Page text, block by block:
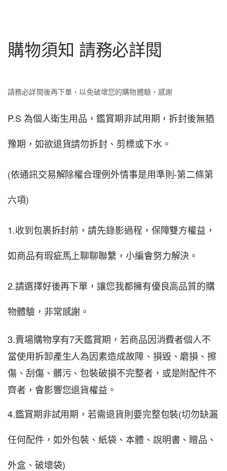
購物須知 請務必詳閱
請務必詳閱後再下單，以免破壞您的購物體驗，感謝
P.S 為個人衛生用品，鑑賞期非試用期，拆封後無猶
豫期，如欲退貨請勿拆封、剪標或下水。
(依通訊交易解除權合理例外情事是用準則-第二條第
六項)
1.收到包裹拆封前，請先錄影過程，保障雙方權益，
如商品有瑕疵馬上聊聊聯繫，小編會努力解決。
2.請選擇好後再下單，讓您我都擁有優良高品質的購
物體驗，非常感謝。
3.賣場購物享有7天鑑賞期，若商品因消費者個人不
當使用拆卸產生人為因素造成故障、損毀、磨損、擦
傷、刮傷、髒污、包裝破損不完整者，或是附配件不
齊者，會影響您退貨權益 。
4.鑑賞期非試用期，若需退貨則要完整包裝(切勿缺漏
任何配件，如外包裝、紙袋、本體、說明書、贈品、
外盒、破壞袋)